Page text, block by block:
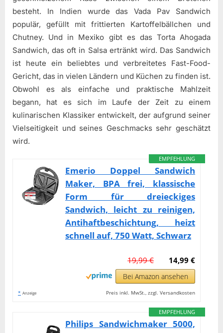
besteht. In Indien wurde das Vada Pav Sandwich
populär, gefüllt mit frittierten Kartoffelbällchen und
Chutney. Und in Mexiko gibt es das Torta Ahogada
Sandwich, das oft in Salsa ertränkt wird. Das Sandwich
ist heute ein beliebtes und verbreitetes Fast-Food-
Gericht, das in vielen Ländern und Küchen zu finden ist.
Obwohl es als einfache und praktische Mahlzeit
begann, hat es sich im Laufe der Zeit zu einem
kulinarischen Klassiker entwickelt, der aufgrund seiner
Vielseitigkeit und seines Geschmacks sehr geschätzt
wird.
EMPFEHLUNG
Emerio Doppel Sandwich
Maker, BPA frei, klassische
Form für dreieckiges
Sandwich, leicht zu reinigen,
Antihaftbeschichtung, heizt
schnell auf, 750 Watt, Schwarz
14,99 €
19,99 €
Bei Amazon ansehen
* Anzeige Preis inkl. MwSt., zzgl. Versandkosten
EMPFEHLUNG
Philips Sandwichmaker 5000,